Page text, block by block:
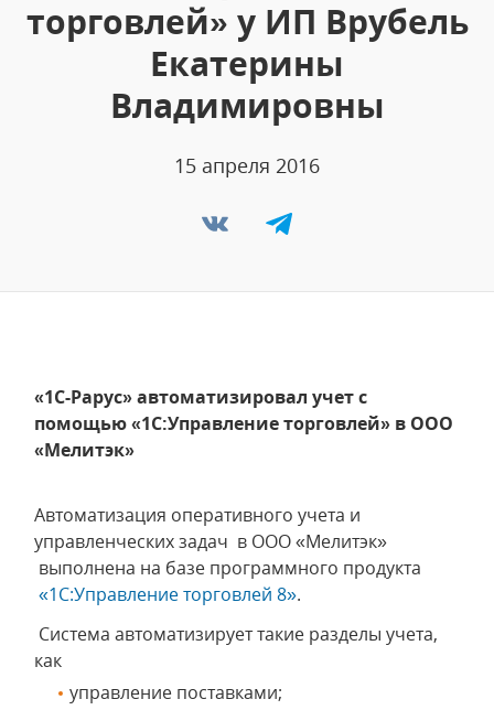
торговлей» у ИП Врубель
Екатерины
Владимировны
15 апреля 2016
«1С-Рарус» автоматизировал учет с
помощью «1С:Управление торговлей» в ООО
«Мелитэк»
Автоматизация оперативного учета и
управленческих задач в ООО «Мелитэк»
выполнена на базе программного продукта
«1С:Управление торговлей 8».
Система автоматизирует такие разделы учета,
как
управление поставками;